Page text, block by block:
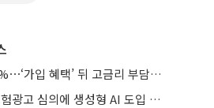
리볼빙 평균금리 17.4%⋯‘가입 혜택’ 뒤 고금리 부담 주의
손보협회, 과실비율·보험광고 심의에 생성형 AI 도입 추진